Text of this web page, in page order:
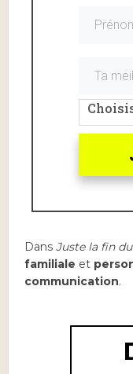
L’extrait étudié
Mais lorsqu’un
juste mine de.«
contemporains les
DansJuste la fin
familiale et
communication.